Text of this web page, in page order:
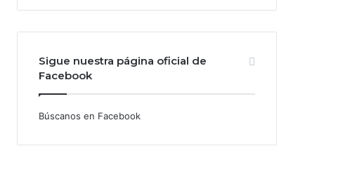
Sigue nuestra página oficial de
Facebook
Búscanos en Facebook